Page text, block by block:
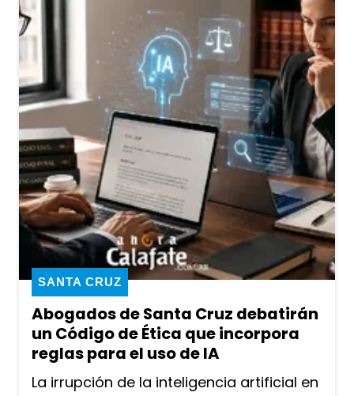
Abogados de Santa Cruz debatirán
un Código de Ética que incorpora
reglas para el uso de IA
SANTA CRUZ
La irrupción de la inteligencia artificial en